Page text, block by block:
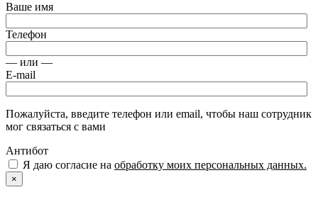
Ваше имя
Телефон
— или —
E-mail
Пожалуйста, введите телефон или email, чтобы наш сотрудник
мог связаться с вами
Антибот
Я даю согласие на обработку моих персональных данных.
×